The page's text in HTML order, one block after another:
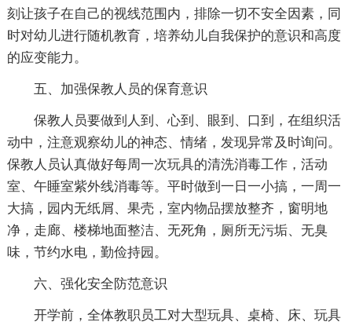
刻让孩子在自己的视线范围内，排除一切不安全因素，同
时对幼儿进行随机教育，培养幼儿自我保护的意识和高度
的应变能力。
五、加强保教人员的保育意识
保教人员要做到人到、心到、眼到、口到，在组织活
动中，注意观察幼儿的神态、情绪，发现异常及时询问。
保教人员认真做好每周一次玩具的清洗消毒工作，活动
室、午睡室紫外线消毒等。平时做到一日一小搞，一周一
大搞，园内无纸屑、果壳，室内物品摆放整齐，窗明地
净，走廊、楼梯地面整洁、无死角，厕所无污垢、无臭
味，节约水电，勤俭持园。
六、强化安全防范意识
开学前，全体教职员工对大型玩具、桌椅、床、玩具